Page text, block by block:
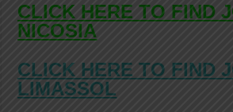
CLICK HERE TO FIND
NICOSIA
CLICK HERE TO FIND
LIMASSOL